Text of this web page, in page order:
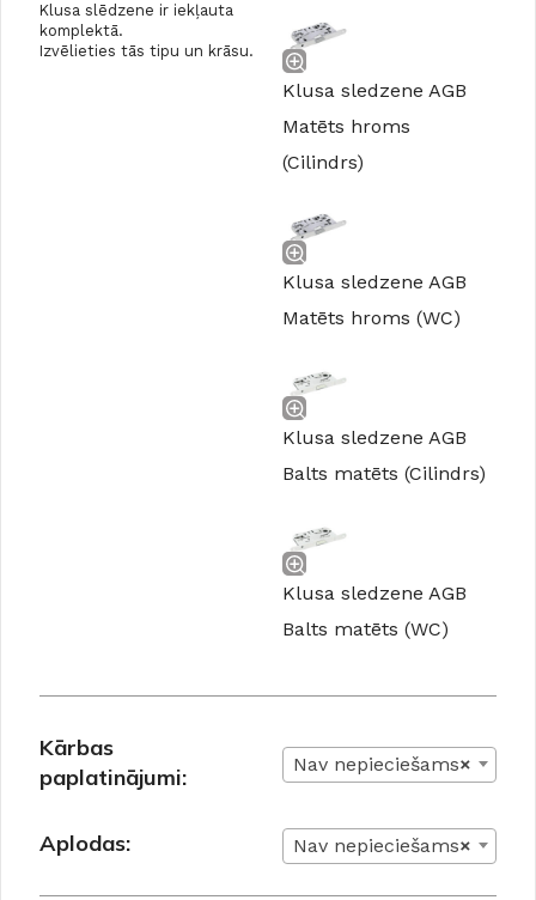
Klusa slēdzene ir iekļauta
komplektā.
Izvēlieties tās tipu un krāsu.
Klusa sledzene AGB
Matēts hroms
(Cilindrs)
Klusa sledzene AGB
Matēts hroms (WC)
Klusa sledzene AGB
Balts matēts (Cilindrs)
Klusa sledzene AGB
Balts matēts (WC)
Kārbas
paplatinājumi:
×
Nav nepieciešams
Aplodas: ×
Nav nepieciešams